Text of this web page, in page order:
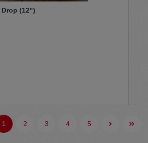
Drop (12")
1 2 3 4 5